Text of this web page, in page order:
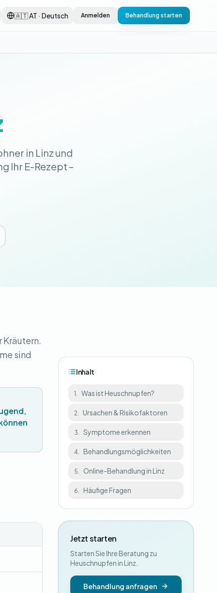
🇦🇹 AT · Deutsch Anmelden Behandlung starten
in Linz und
Ihr E-Rezept –
Kräutern.
sind
Inhalt
1. Was ist Heuschnupfen?
2. Ursachen & Risikofaktoren
3. Symptome erkennen
4. Behandlungsmöglichkeiten
5. Online-Behandlung in Linz
6. Häufige Fragen
Jetzt starten
Starten Sie Ihre Beratung zu
Heuschnupfen in Linz.
Behandlung anfragen